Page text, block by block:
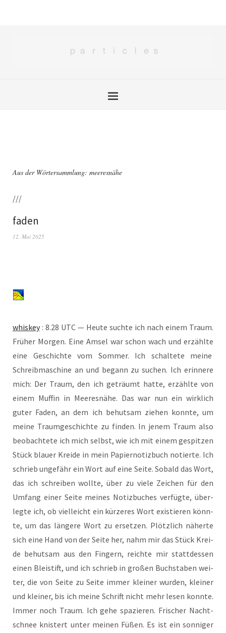
Aus der Wörtersammlung: meeresnähe
///
faden
12. Mai 2025
whis­key: 8.28 UTC — Heu­te such­te ich nach einem Traum.
Frü­her Mor­gen. Eine Amsel war schon wach und erzähl­te
eine Geschich­te vom Som­mer. Ich schal­te­te mei­ne
Schreib­ma­schi­ne an und begann zu suchen. Ich erin­ne­re
mich: Der Traum, den ich geträumt hat­te, erzähl­te von
einem Muf­fin in Mee­res­nä­he. Das war nun ein wirk­lich
guter Faden, an dem ich behut­sam zie­hen konn­te, um
mei­ne Traum­ge­schich­te zu fin­den. In jenem Traum also
beob­ach­te­te ich mich selbst, wie ich mit einem gespit­zen
Stück blau­er Krei­de in mein Papier­no­tiz­buch notier­te. Ich
schrieb unge­fähr ein Wort auf eine Sei­te. Sobald das Wort,
das ich schrei­ben woll­te, über zu vie­le Zei­chen für den
Umfang einer Sei­te mei­nes Notiz­bu­ches ver­füg­te, über­
leg­te ich, ob viel­leicht ein kür­ze­res Wort exis­tie­ren könn­
te, um das län­ge­re Wort zu erset­zen. Plötz­lich näher­te
sich eine Hand von der Sei­te her, nahm mir das Stück Krei­
de behut­sam aus den Fin­gern, reich­te mir statt­des­sen
einen Blei­stift, und ich schrieb in gro­ßen Buch­sta­ben wei­
ter, die von Sei­te zu Sei­te immer klei­ner wur­den, klei­ner
und klei­ner, bis ich mei­ne Schrift nicht mehr lesen konn­te.
Immer noch Traum. Ich gehe spa­zie­ren. Fri­scher Nacht­
schnee knis­tert unter mei­nen Füßen. Es ist ein son­ni­ger